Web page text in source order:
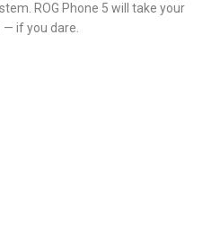
ROG Phone 5 will take your
if you dare.